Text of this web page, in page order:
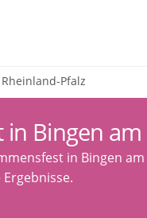
Pfalz
Bingen am
in Bingen